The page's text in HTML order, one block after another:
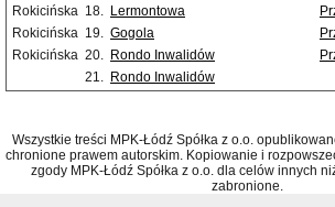
Rokicińska 18. Lermontowa
Rokicińska 19. Gogola
Rokicińska 20. Rondo Inwalidów
21. Rondo Inwalidów
Wszystkie treści MPK-Łódź Spółka z o.o.
chronione prawem autorskim. Kopiowanie i
zgody MPK-Łódź Spółka z o.o. dla celów innych
zabronione.